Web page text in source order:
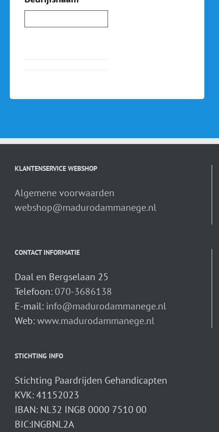
wijze
KLANTENSERVICE WEBSHOP
Algemene voorwaarden
webshop@madurodammanege.nl
CONTACT INFORMATIE
Daal en Bergselaan 25
Telefoon: 070-3686138
E-mail: info@madurodammanege.nl
Web:www.madurodammanege.nl
STICHTING INFO
Stichting Paardrijden Gehandicapten
KVK: 41152023
IBAN: NL32 INGB 0000 7510 00
BIC:INGBNL2A